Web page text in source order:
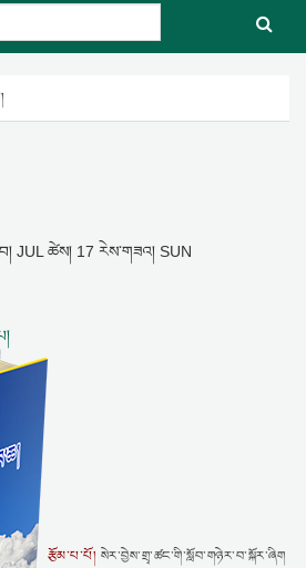
JUL ཚེས། 17 རེས་གཟའ། SUN
རྩོམ་པ་པོ། སེར་བྱེས་གྲྭ་ཚང་གི་སློབ་གཉེར་བ་སྐོར་ཞིག